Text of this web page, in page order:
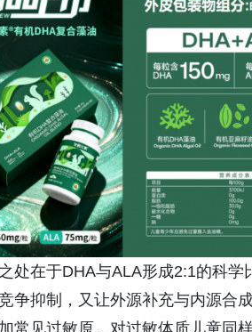
处在于DHA与ALA形成2:1的科
争抑制，又让外源补充与内源合
常见过敏原，对过敏体质儿童同